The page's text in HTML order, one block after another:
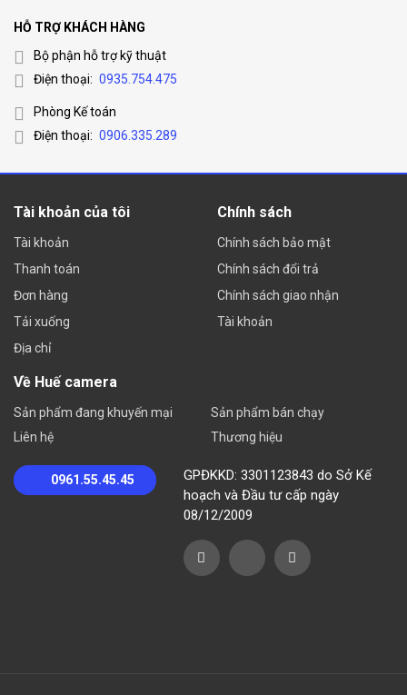
HỖ TRỢ KHÁCH HÀNG
Bộ phận hỗ trợ kỹ thuật
Điện thoại: 0935.754.475
Phòng Kế toán
Điện thoại: 0906.335.289
Tài khoản của tôi
Tài khoản
Thanh toán
Đơn hàng
Tải xuống
Địa chỉ
Chính sách
Chính sách bảo mật
Chính sách đổi trả
Chính sách giao nhận
Tài khoản
Về Huế camera
Sản phẩm đang khuyến mại
Liên hệ
Sản phẩm bán chạy
Thương hiệu
0961.55.45.45
GPĐKKD: 3301123843 do Sở Kế
hoạch và Đầu tư cấp ngày
08/12/2009